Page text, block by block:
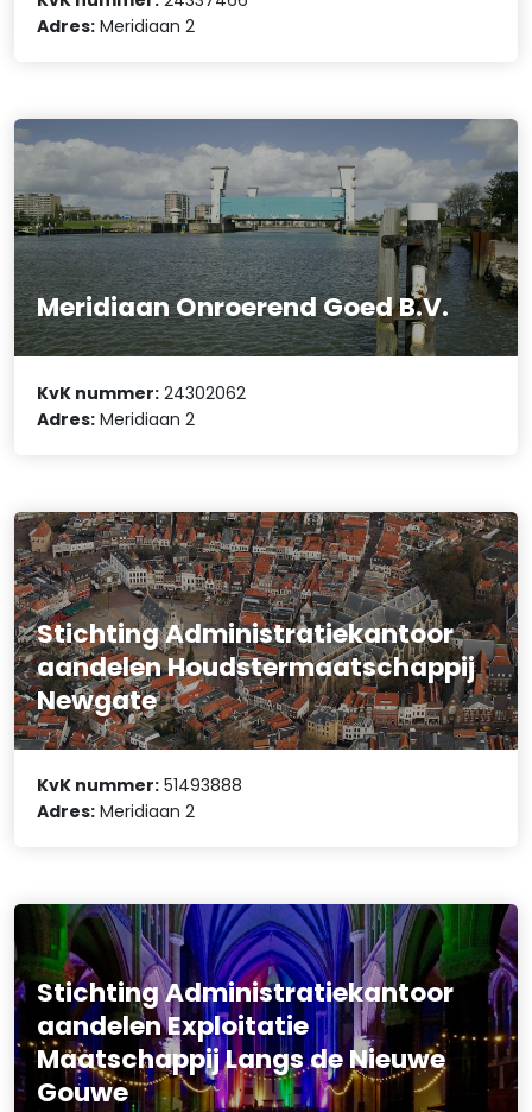
Adres: Meridiaan 2
Meridiaan Onroerend Goed B.V.
KvK nummer: 24302062
Adres: Meridiaan 2
Stichting Administratiekantoor
aandelen Houdstermaatschappij
Newgate
KvK nummer: 51493888
Adres: Meridiaan 2
Stichting Administratiekantoor
aandelen Exploitatie
Maatschappij Langs de Nieuwe
Gouwe